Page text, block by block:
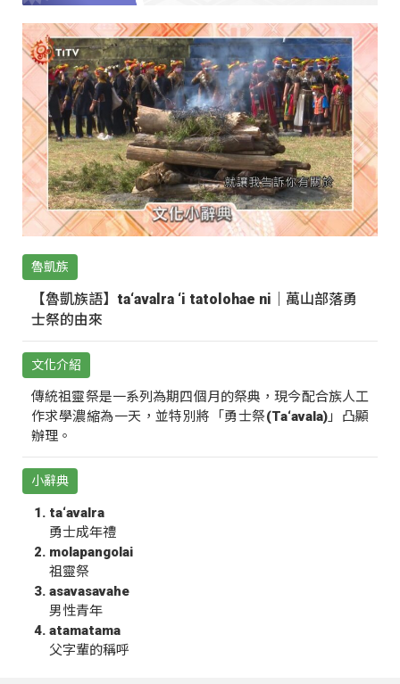
魯凱族
【魯凱族語】ta‘avalra ‘i tatolohae ni｜萬山部落勇
士祭的由來
文化介紹
傳統祖靈祭是一系列為期四個月的祭典，現今配合族人工
作求學濃縮為一天，並特別將「勇士祭(Ta‘avala)」凸顯
辦理。
小辭典
ta‘avalra
勇士成年禮
molapangolai
祖靈祭
asavasavahe
男性青年
atamatama
父字輩的稱呼